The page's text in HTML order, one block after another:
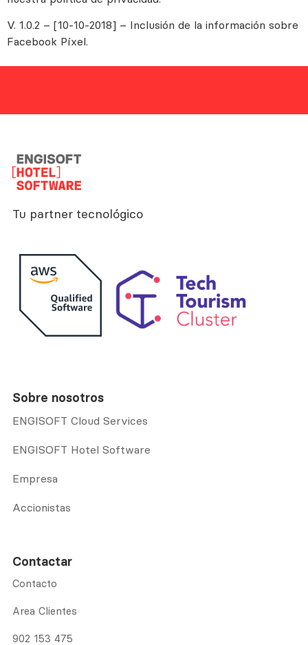
V. 1.0.2 – [10-10-2018] – Inclusión de la información sobre
Facebook Píxel.
Tu partner tecnológico
Sobre nosotros
ENGISOFT Cloud Services
ENGISOFT Hotel Software
Empresa
Accionistas
Contactar
Contacto
Area Clientes
902 153 475